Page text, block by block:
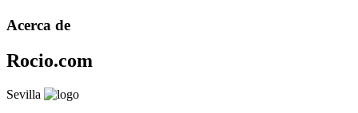
Acerca de
Rocio.com
Sevilla